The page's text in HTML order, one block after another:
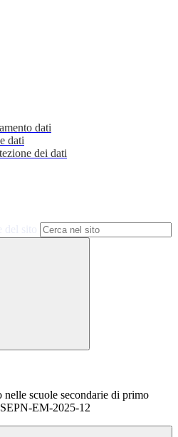
dati
dati
dei dati
nelle scuole secondarie di primo
EM-2025-12